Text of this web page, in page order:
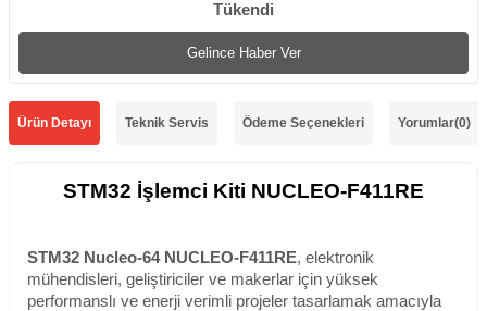
Tükendi
Gelince Haber Ver
Ürün Detayı Teknik Servis Ödeme Seçenekleri Yorumlar(0)
STM32 İşlemci Kiti NUCLEO-F411RE
STM32 Nucleo-64 NUCLEO-F411RE, elektronik
mühendisleri, geliştiriciler ve makerlar için yüksek
performanslı ve enerji verimli projeler tasarlamak amacıyla